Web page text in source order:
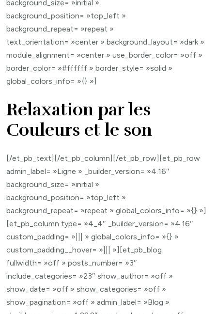
background_size= »initial »
background_position= »top_left »
background_repeat= »repeat »
text_orientation= »center » background_layout= »dark »
module_alignment= »center » use_border_color= »off »
border_color= »#ffffff » border_style= »solid »
global_colors_info= »{} »]
Relaxation par les
Couleurs et le son
[/et_pb_text][/et_pb_column][/et_pb_row][et_pb_row
admin_label= »Ligne » _builder_version= »4.16″
background_size= »initial »
background_position= »top_left »
background_repeat= »repeat » global_colors_info= »{} »]
[et_pb_column type= »4_4″ _builder_version= »4.16″
custom_padding= »||| » global_colors_info= »{} »
custom_padding__hover= »||| »][et_pb_blog
fullwidth= »off » posts_number= »3″
include_categories= »23″ show_author= »off »
show_date= »off » show_categories= »off »
show_pagination= »off » admin_label= »Blog »